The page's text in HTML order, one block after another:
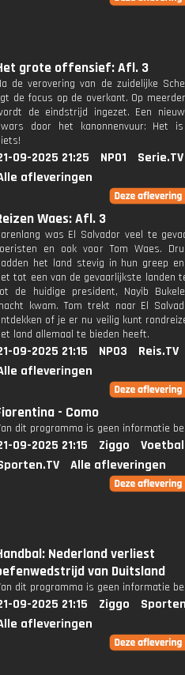
grote offensief: Afl. 3
de verovering van de zuidelijke
de focus op de overkant. Op
de eindstrijd ingezet. Een
door het kanonnenvuur: Het
09-2025 21:25 NPO1
Serie.TV
afleveringen
Waes: Afl. 3
was El Salvador veel te
en ook voor Tom Waes.
het land stevig in hun greep
tot een van de gevaarlijkste landen
de huidige president, Nayib
kwam. Tom trekt naar El
of je er nu veilig kunt
land allemaal te bieden heeft.
09-2025 21:15 NPO3
Reis.TV
afleveringen
- Como
dit programma is geen informatie
09-2025 21:15 Ziggo
Alle afleveringen
Nederland verliest
van Duitsland
dit programma is geen informatie
09-2025 21:15 Ziggo
afleveringen